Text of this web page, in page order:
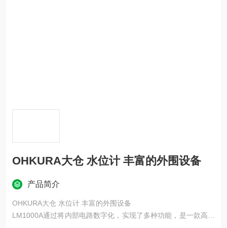
OHKURA大仓 水位计 丰富的外围设备
产品简介
OHKURA大仓 水位计 丰富的外围设备
LM1000A通过将内部电路数字化，实现了多种功能，是一款高精